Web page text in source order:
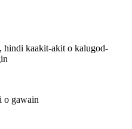
hindi kaakit-akit o kalugod-
o gawain